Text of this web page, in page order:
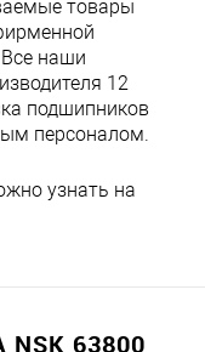
товары
наши
12
подшипников
персоналом.
узнать на
63800